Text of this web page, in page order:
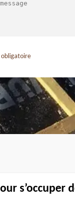
obligatoire
s’occuper